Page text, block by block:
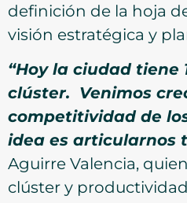
definición de la hoja
visión estratégica y
“Hoy la ciudad tiene
clúster. Venimos
competitividad de
idea es articularnos
Aguirre Valencia,
clúster y